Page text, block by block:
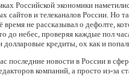
Российской экономики
сайтов и телеканалов России. Но
время не рассказывал о дефолте,
до небес, проверяя каждые пол
долларовые кредиты, ох как и
последние новости в России в
компаний, а просто из-за